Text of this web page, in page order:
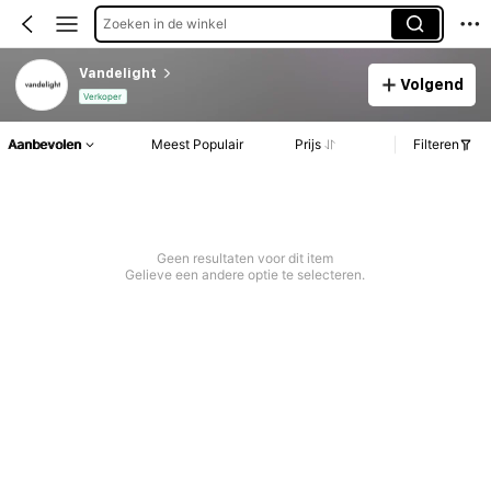
Zoeken in de winkel
Vandelight
Verkoper
Volgend
Aanbevolen Meest Populair Prijs Filteren
Geen resultaten voor dit item
Gelieve een andere optie te selecteren.